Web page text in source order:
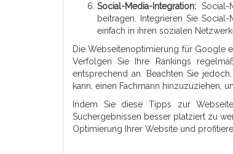
Social-Media-Integration: Social-
beitragen. Integrieren Sie
einfach in ihren sozialen
Die Webseitenoptimierung für Google
Verfolgen Sie Ihre Rankings
entsprechend an. Beachten Sie
kann, einen Fachmann hinzuzuziehen,
Indem Sie diese Tipps zur
Suchergebnissen besser platziert zu
Optimierung Ihrer Website und